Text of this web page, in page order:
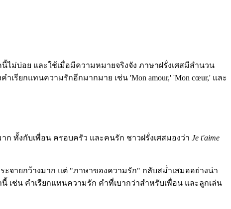
ไม่บ่อย และใช้เมื่อมีความหมายจริงจัง ภาษาฝรั่งเศสมีสำนวน
เรียกแทนความรักอีกมากมาย เช่น 'Mon amour,' 'Mon cœur,' และ
ก ทั้งกับเพื่อน ครอบครัว และคนรัก ชาวฝรั่งเศสมองว่า Je t'aime
กระจายกว้างมาก แต่ "ภาษาของความรัก" กลับสม่ำเสมออย่างน่า
ช่น คำเรียกแทนความรัก คำที่เบากว่าสำหรับเพื่อน และลูกเล่น